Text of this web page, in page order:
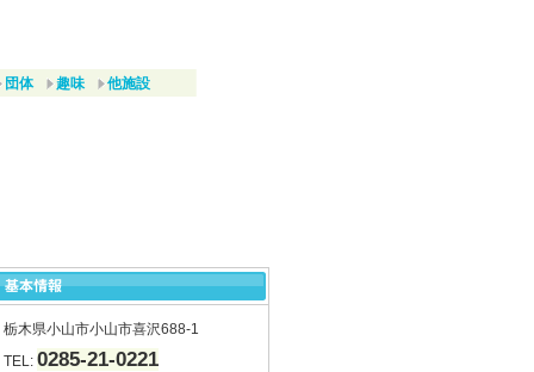
団体 趣味 他施設
栃木県小山市小山市喜沢688-1
TEL: 0285-21-0221